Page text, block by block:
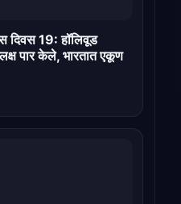
दिवस 19: हॉलिवूड
पार केले, भारतात एकूण